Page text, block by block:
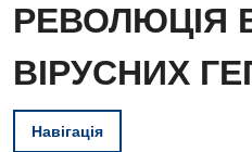
РЕВОЛЮЦІЯ
ВІРУСНИХ
Навігація